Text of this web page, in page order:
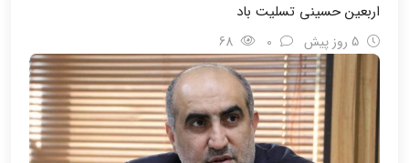
اربعین حسینی تسلیت باد